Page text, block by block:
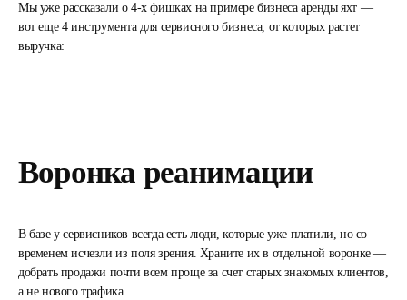
Мы уже рассказали о 4-х фишках на примере бизнеса аренды яхт —
вот еще 4 инструмента для сервисного бизнеса, от которых растет
выручка:
Воронка реанимации
В базе у сервисников всегда есть люди, которые уже платили, но со
временем исчезли из поля зрения. Храните их в отдельной воронке —
добрать продажи почти всем проще за счет старых знакомых клиентов,
а не нового трафика.